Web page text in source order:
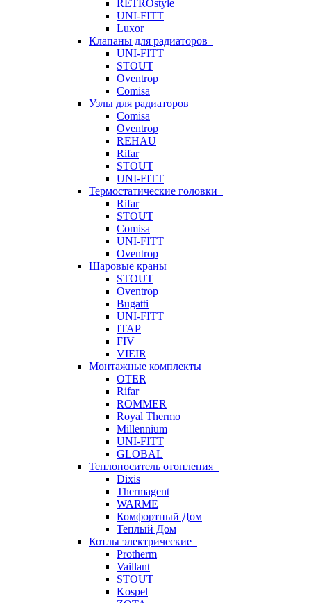
RETROstyle
UNI-FITT
Luxor
Клапаны для радиаторов
UNI-FITT
STOUT
Oventrop
Comisa
Узлы для радиаторов
Comisa
Oventrop
REHAU
Rifar
STOUT
UNI-FITT
Термостатические головки
Rifar
STOUT
Comisa
UNI-FITT
Oventrop
Шаровые краны
STOUT
Oventrop
Bugatti
UNI-FITT
ITAP
FIV
VIEIR
Монтажные комплекты
OTER
Rifar
ROMMER
Royal Thermo
Millennium
UNI-FITT
GLOBAL
Теплоноситель отопления
Dixis
Thermagent
WARME
Комфортный Дом
Теплый Дом
Котлы электрические
Protherm
Vaillant
STOUT
Kospel